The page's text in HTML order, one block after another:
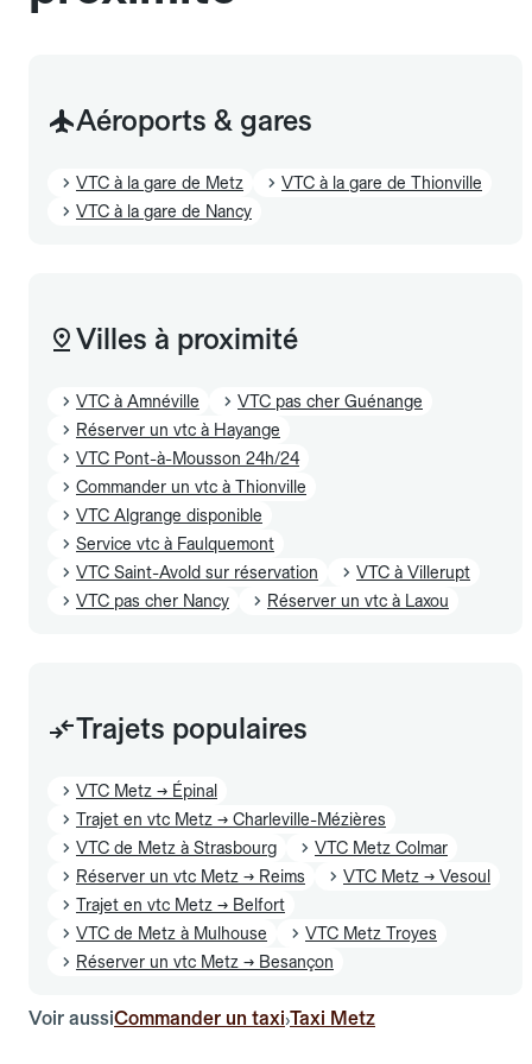
Aéroports & gares
VTC à la gare de Metz
VTC à la gare de Thionville
VTC à la gare de Nancy
Villes à proximité
VTC à Amnéville
VTC pas cher Guénange
Réserver un vtc à Hayange
VTC Pont-à-Mousson 24h/24
Commander un vtc à Thionville
VTC Algrange disponible
Service vtc à Faulquemont
VTC Saint-Avold sur réservation
VTC à Villerupt
VTC pas cher Nancy
Réserver un vtc à Laxou
Trajets populaires
VTC Metz → Épinal
Trajet en vtc Metz → Charleville-Mézières
VTC de Metz à Strasbourg
VTC Metz Colmar
Réserver un vtc Metz → Reims
VTC Metz → Vesoul
Trajet en vtc Metz → Belfort
VTC de Metz à Mulhouse
VTC Metz Troyes
Réserver un vtc Metz → Besançon
Voir aussiCommander un taxi›Taxi Metz